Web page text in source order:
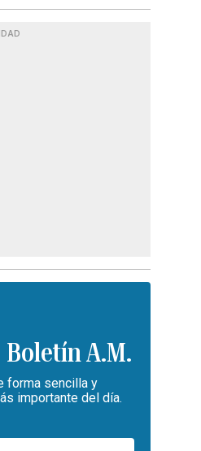
Boletín A.M.
forma sencilla y
importante del día.